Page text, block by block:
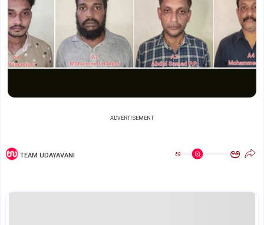
ADVERTISEMENT
TEAM UDAYAVANI ಅ ಅ